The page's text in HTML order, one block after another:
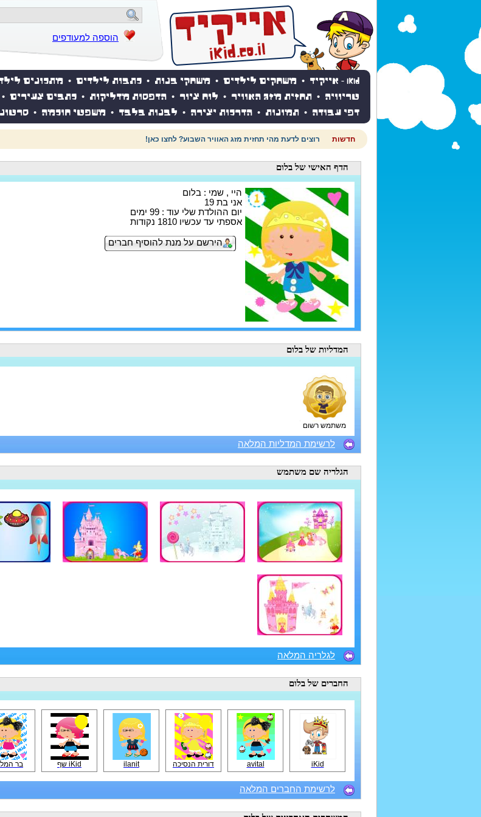
הוספה למעודפים
iKid - אייקיד • משחקים לילדים • משחקי בנות • כתבות לילדים • מתכונים
טריוויה • תחזית מזג האוויר • לוח ציור • הדפסות מדליקות • כתבים צעירים •
דפי עבודה • תמונות • הדרכות יצירה • לבנות בלבד • משפטי חוכמה •
חדשות רוצים לדעת מהי תחזית מזג האוויר השבוע? לחצו כאן!
הדף האישי של בלום
היי , שמי : בלום
אני בת 19
יום ההולדת שלי עוד : 99 ימים
אספתי עד עכשיו 1810 נקודות
הירשם על מנת להוסיף חברים
המדליות של בלום
משתמש רשום
לרשימת המדליות המלאה
הגלריה שם משתמש
לגלריה המלאה
החברים של בלום
iKid
avital דורית הנסיכה ilanit iKid שף בר
לרשימת החברים המלאה